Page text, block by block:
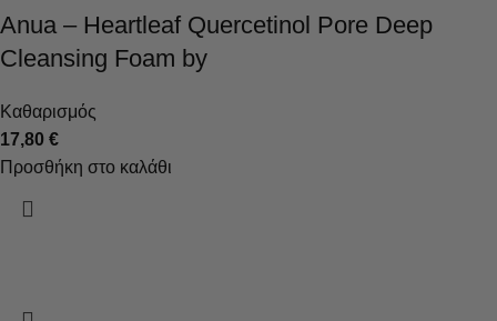
Anua – Heartleaf Quercetinol Pore Deep
Cleansing Foam by
Καθαρισμός
17,80 €
Προσθήκη στο καλάθι